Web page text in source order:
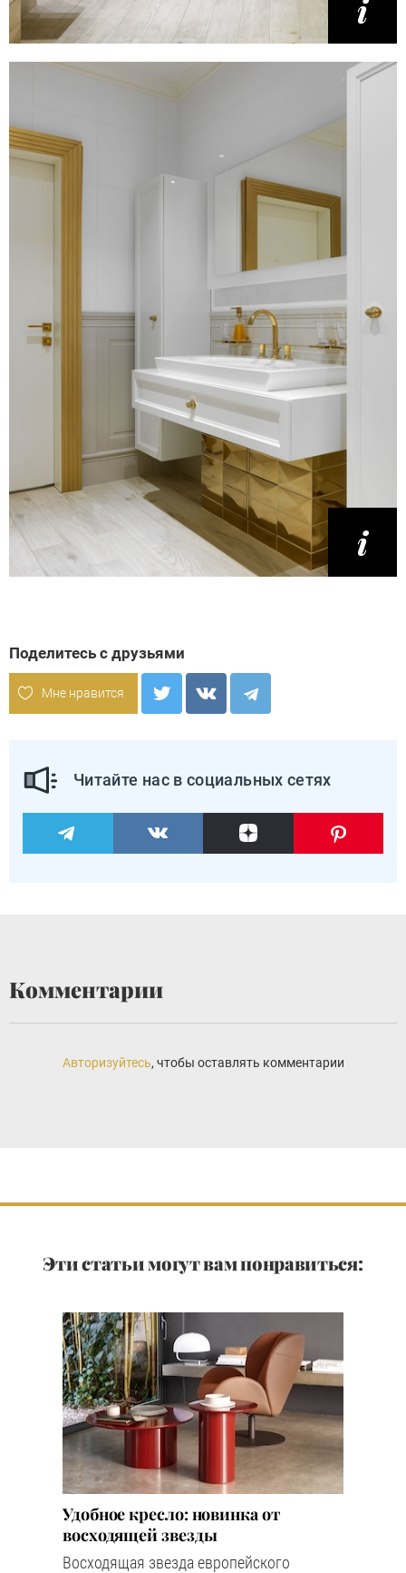
Поделитесь с друзьями
Мне нравится
Читайте нас в социальных сетях
Комментарии
Авторизуйтесь, чтобы оставлять комментарии
Эти статьи могут вам понравиться:
Удобное кресло: новинка от
восходящей звезды
Восходящая звезда европейского